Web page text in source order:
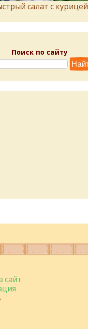
салат с курицей
Поиск по сайту
сайт